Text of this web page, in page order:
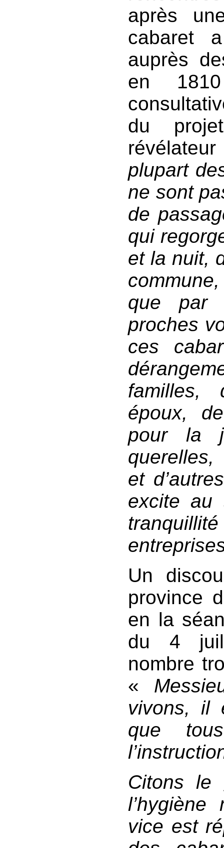
après
cabaret
auprès
en
du
plupart
ne sont
de
qui
et la nuit,
que par
proches
ces
familles,
époux,
pour la
et
excite au
Un
province
en la
du 4
nombre
«
vivons, il
que
Citons le
l’hygiène
vice est